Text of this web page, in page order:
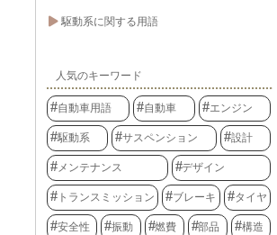
駆動系に関する用語
人気のキーワード
自動車用語 自動車 エンジン
駆動系 サスペンション 設計
メンテナンス デザイン
トランスミッション ブレーキ タイヤ
安全性 振動 燃費 部品 構造